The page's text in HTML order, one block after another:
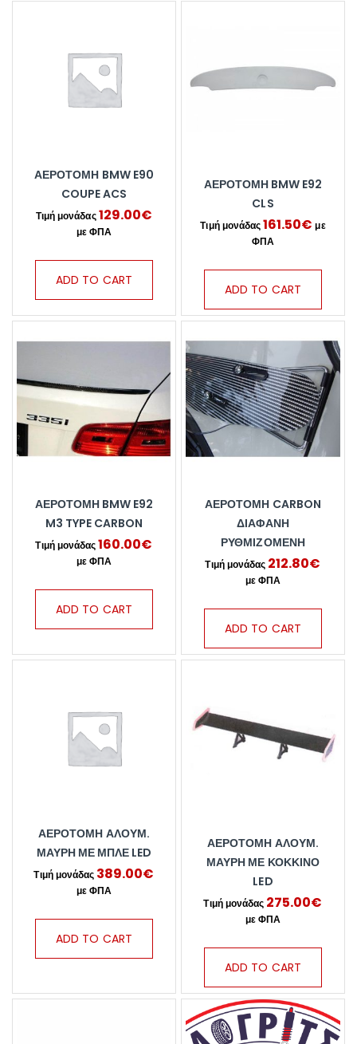
ΑΕΡΟΤΟΜΗ BMW E90
COUPE ACS
129.00€
ADD TO CART
ΑΕΡΟΤΟΜΗ BMW E92
CLS
161.50€
ADD TO CART
ΑΕΡΟΤΟΜΗ BMW E92
M3 TYPE CARBON
160.00€
ADD TO CART
ΑΕΡΟΤΟΜΗ CARBON
ΔΙΑΦΑΝΗ
ΡΥΘΜΙΖΟΜΕΝΗ
212.80€
ADD TO CART
ΑΕΡΟΤΟΜΗ ΑΛΟΥΜ.
ΜΑΥΡΗ ΜΕ ΜΠΛΕ LED
389.00€
ADD TO CART
ΑΕΡΟΤΟΜΗ ΑΛΟΥΜ.
ΜΑΥΡΗ ΜΕ ΚΟΚΚΙΝΟ
LED
275.00€
ADD TO CART